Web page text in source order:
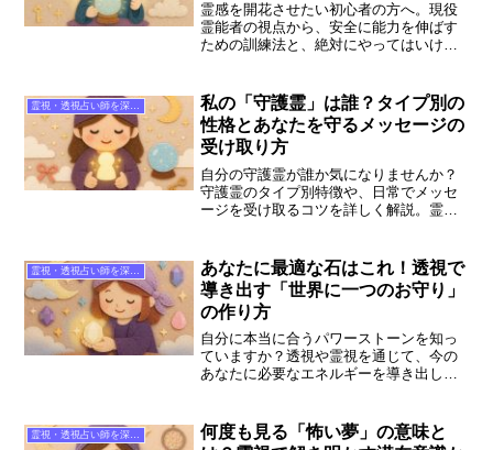
霊感を開花させたい初心者の方へ。現役
霊能者の視点から、安全に能力を伸ばす
ための訓練法と、絶対にやってはいけな
できるプロに見極めを依頼するコツも紹
介します。
霊視・透視占い師を深掘り
私の「守護霊」は誰？タイプ別の
性格とあなたを守るメッセージの
受け取り方
自分の守護霊が誰か気になりませんか？
守護霊のタイプ別特徴や、日常でメッセ
ージを受け取るコツを詳しく解説。霊
紹介します。あなたの人生を支える存在
との絆を深めましょう。
あなたに最適な石はこれ！透視で
導き出す「世界に一つのお守り」
の作り方
自分に本当に合うパワーストーンを知っ
ていますか？透視や霊視を通じて、今の
あなたに必要なエネルギーを導き出し、
別のおすすめ相談術も詳しくご紹介しま
す。
霊視・透視占い師を深掘り
何度も見る「怖い夢」の意味と